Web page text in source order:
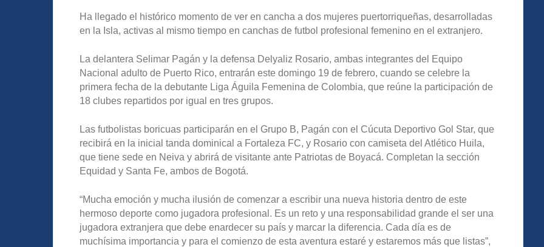
Ha llegado el histórico momento de ver en cancha a dos mujeres puertorriqueñas, desarrolladas
en la Isla, activas al mismo tiempo en canchas de futbol profesional femenino en el extranjero.
La delantera Selimar Pagán y la defensa Delyaliz Rosario, ambas integrantes del Equipo
Nacional adulto de Puerto Rico, entrarán este domingo 19 de febrero, cuando se celebre la
primera fecha de la debutante Liga Águila Femenina de Colombia, que reúne la participación de
18 clubes repartidos por igual en tres grupos.
Las futbolistas boricuas participarán en el Grupo B, Pagán con el Cúcuta Deportivo Gol Star, que
recibirá en la inicial tanda dominical a Fortaleza FC, y Rosario con camiseta del Atlético Huila,
que tiene sede en Neiva y abrirá de visitante ante Patriotas de Boyacá. Completan la sección
Equidad y Santa Fe, ambos de Bogotá.
“Mucha emoción y mucha ilusión de comenzar a escribir una nueva historia dentro de este
hermoso deporte como jugadora profesional. Es un reto y una responsabilidad grande el ser una
jugadora extranjera que debe enardecer su país y marcar la diferencia. Cada día es de
muchísima importancia y para el comienzo de esta aventura estaré y estaremos más que listas”,